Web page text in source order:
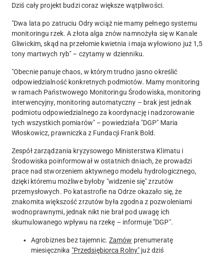
Dziś cały projekt budzi coraz większe wątpliwości.
"Dwa lata po zatruciu Odry wciąż nie mamy pełnego systemu
monitoringu rzek. A złota alga znów namnożyła się w Kanale
Gliwickim, skąd na przełomie kwietnia i maja wyłowiono już 1,5
tony martwych ryb" – czytamy w dzienniku.
"Obecnie panuje chaos, w którym trudno jasno określić
odpowiedzialność konkretnych podmiotów. Mamy monitoring
w ramach Państwowego Monitoringu Środowiska, monitoring
interwencyjny, monitoring automatyczny – brak jest jednak
podmiotu odpowiedzialnego za koordynację i nadzorowanie
tych wszystkich pomiarów" – powiedziała "DGP" Maria
Włoskowicz, prawniczka z Fundacji Frank Bold.
Zespół zarządzania kryzysowego Ministerstwa Klimatu i
Środowiska poinformował w ostatnich dniach, że prowadzi
prace nad stworzeniem aktywnego modelu hydrologicznego,
dzięki któremu możliwe byłoby "widzenie się" zrzutów
przemysłowych. Po katastrofie na Odrze okazało się, że
znakomita większość zrzutów była zgodna z pozwoleniami
wodnoprawnymi, jednak nikt nie brał pod uwagę ich
skumulowanego wpływu na rzekę – informuje "DGP".
Agrobiznes bez tajemnic. Zamów prenumeratę
miesięcznika "Przedsiębiorca Rolny" już dziś